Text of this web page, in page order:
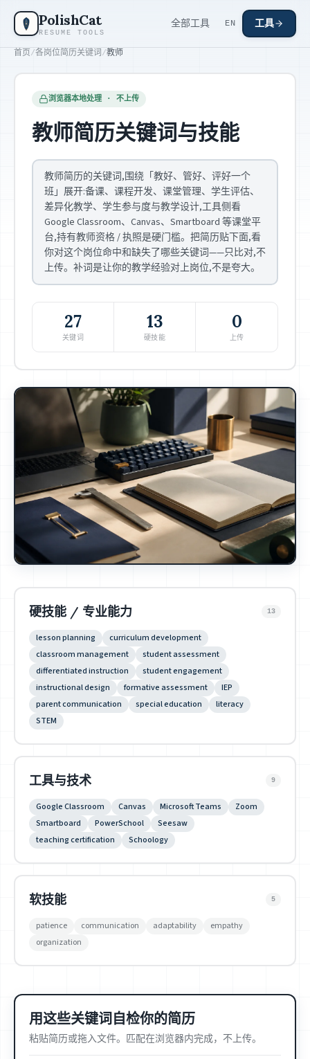
跳到主要内容
PolishCat
RESUME TOOLS
全部工具 EN 工具
首页/各岗位简历关键词 /教师
浏览器本地处理 · 不上传
教师简历关键词与技能
教师简历的关键词,围绕「教好、管好、评好一个
班」展开:备课、课程开发、课堂管理、学生评估、
差异化教学、学生参与度与教学设计,工具侧看
Google Classroom、Canvas、Smartboard 等课堂平
台,持有教师资格 / 执照是硬门槛。把简历贴下面,看
你对这个岗位命中和缺失了哪些关键词——只比对,不
上传。补词是让你的教学经验对上岗位,不是夸大。
27
关键词
13
硬技能
0
上传
硬技能 / 专业能力 13
lesson planning
curriculum development
classroom management
student assessment
differentiated instruction
student engagement
instructional design
formative assessment
IEP
parent communication
special education
literacy
STEM
工具与技术 9
Google Classroom Canvas Microsoft Teams
Zoom
Smartboard
PowerSchool
Seesaw
teaching certification
Schoology
软技能 5
patience communication adaptability
empathy
organization
用这些关键词自检你的简历
粘贴简历或拖入文件。匹配在浏览器内完成，不上传。